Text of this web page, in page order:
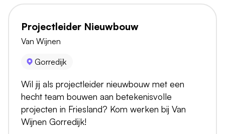
Projectleider Nieuwbouw
Van Wijnen
Gorredijk
Wil jij als projectleider nieuwbouw met een
hecht team bouwen aan betekenisvolle
projecten in Friesland? Kom werken bij Van
Wijnen Gorredijk!